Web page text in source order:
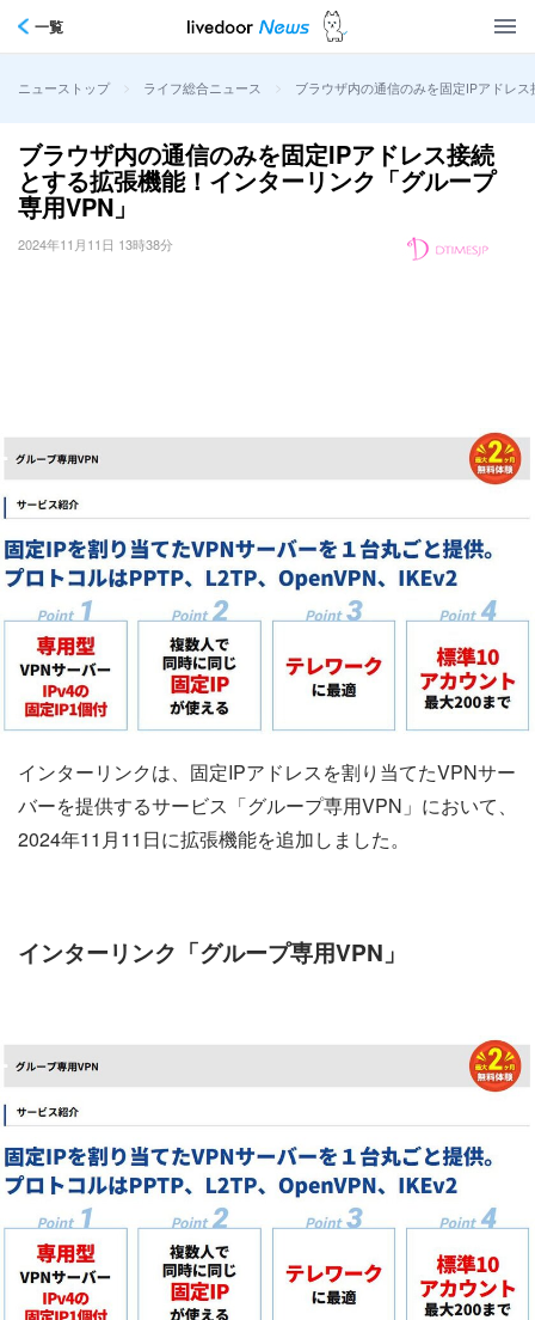
一覧
ニューストップ > ライフ総合ニュース > ブラウザ内の通信のみを固定IPアドレ
ブラウザ内の通信のみを固定IPアドレス接続
とする拡張機能！インターリンク「グループ
専用VPN」
2024年11月11日 13時38分
インターリンクは、固定IPアドレスを割り当てたVPNサー
バーを提供するサービス「グループ専用VPN」において、
2024年11月11日に拡張機能を追加しました。
インターリンク「グループ専用VPN」